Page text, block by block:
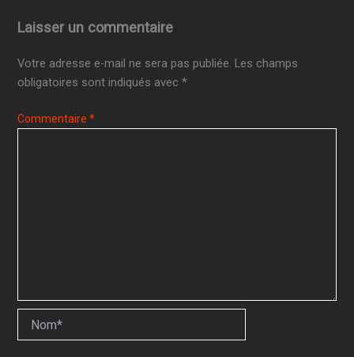
Laisser un commentaire
Votre adresse e-mail ne sera pas publiée. Les champs
obligatoires sont indiqués avec*
Commentaire*